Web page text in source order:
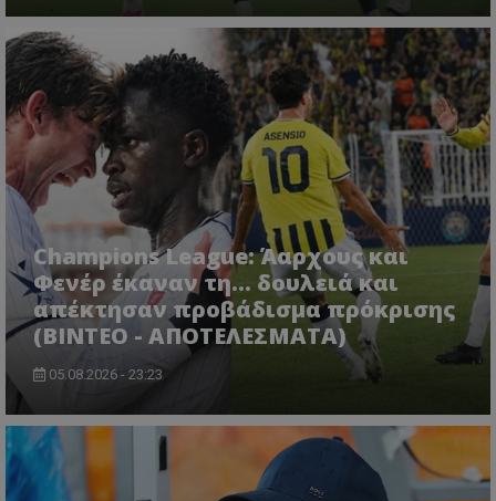
Champions League: Άαρχους και
Φενέρ έκαναν τη... δουλειά και
απέκτησαν προβάδισμα πρόκρισης
(ΒΙΝΤΕΟ - ΑΠΟΤΕΛΕΣΜΑΤΑ)
05.08.2026 - 23:23